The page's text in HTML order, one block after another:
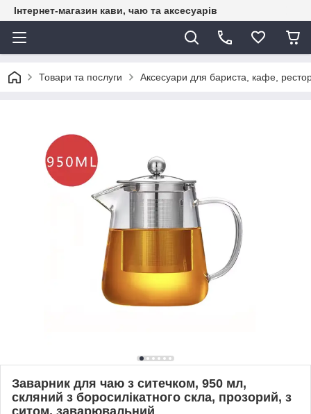
Інтернет-магазин кави, чаю та аксесуарів
Товари та послуги Аксесуари для бариста, кафе,
Заварник для чаю з ситечком, 950 мл,
скляний з боросилікатного скла, прозорий, з
ситом, заварювальний